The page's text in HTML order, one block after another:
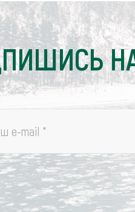
коррупции
e-mail *